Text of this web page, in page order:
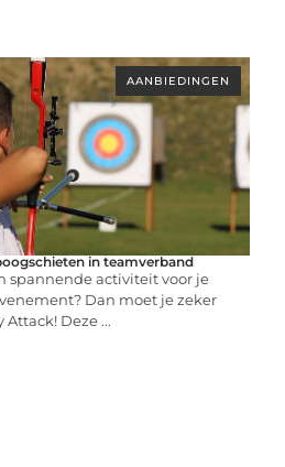
AANBIEDINGEN
in teamverband
spannende activiteit voor je
Dan moet je zeker
Deze ...